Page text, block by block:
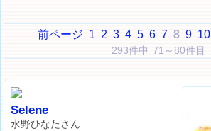
前ページ 1 2 3 4 5 6 7 8 9 10
293件中 71～80件目
Selene
水野ひなたさん